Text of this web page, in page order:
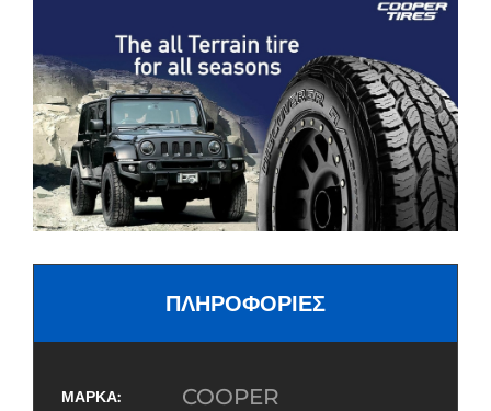
ΠΛΗΡΟΦΟΡΙΕΣ
COOPER